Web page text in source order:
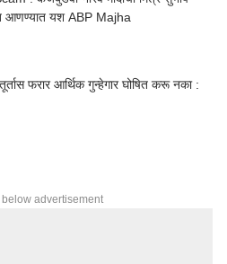
आणण्यात यश ABP Majha
फरार आर्थिक गुन्हेगार घोषित करू नका :
advertisement